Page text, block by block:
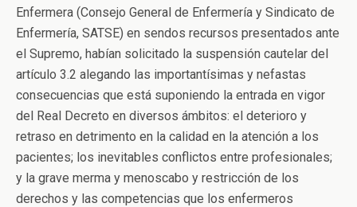
Enfermera (Consejo General de Enfermería y Sindicato de
Enfermería, SATSE) en sendos recursos presentados ante
el Supremo, habían solicitado la suspensión cautelar del
artículo 3.2 alegando las importantísimas y nefastas
consecuencias que está suponiendo la entrada en vigor
del Real Decreto en diversos ámbitos: el deterioro y
retraso en detrimento en la calidad en la atención a los
pacientes; los inevitables conflictos entre profesionales;
y la grave merma y menoscabo y restricción de los
derechos y las competencias que los enfermeros